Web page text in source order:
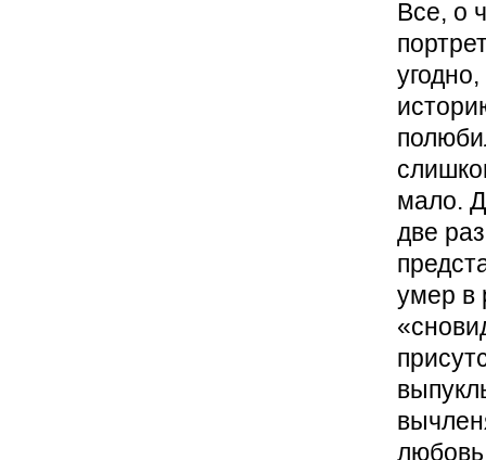
Все, о
мало.
две
умер в
любовь